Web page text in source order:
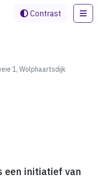
Contrast
1, Wolphaartsdijk
een initiatief van